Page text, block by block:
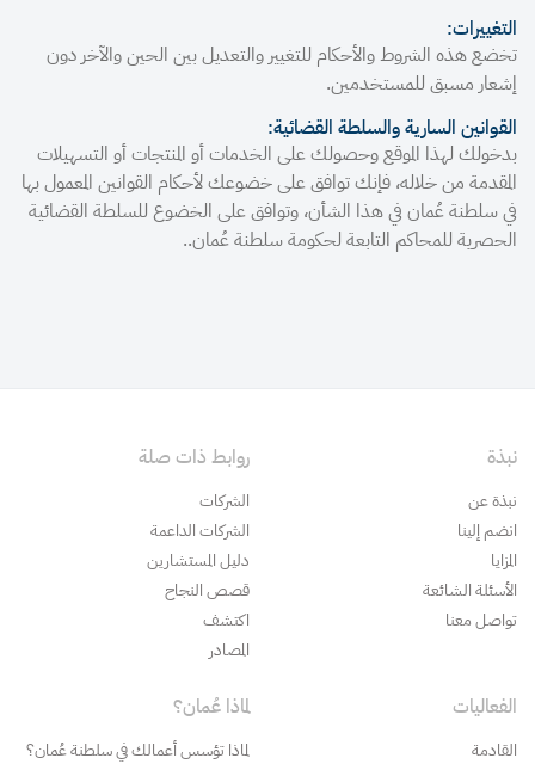
التغييرات:
تخضع هذه الشروط والأحكام للتغيير والتعديل بين الحين والآخر دون
إشعار مسبق للمستخدمين.
القوانين السارية والسلطة القضائية:
بدخولك لهذا الموقع وحصولك على الخدمات أو المنتجات أو التسهيلات
المقدمة من خلاله، فإنك توافق على خضوعك لأحكام القوانين المعمول بها
في سلطنة عُمان في هذا الشأن، وتوافق على الخضوع للسلطة القضائية
الحصرية للمحاكم التابعة لحكومة سلطنة عُمان..
نبذة
نبذة عن
انضم إلينا
المزايا
الأسئلة الشائعة
تواصل معنا
روابط ذات صلة
الشركات
الشركات الداعمة
دليل المستشارين
قصص النجاح
اكتشف
المصادر
الفعاليات
القادمة
لماذا عُمان؟
لماذا تؤسس أعمالك في سلطنة عُمان؟